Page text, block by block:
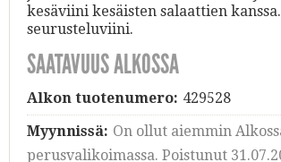
kesäviini kesäisten salaattien
seurusteluviini.
SAATAVUUS ALKOSSA
Alkon tuotenumero: 429528
Myynnissä: On ollut aiemmin
perusvalikoimassa. Poistunut